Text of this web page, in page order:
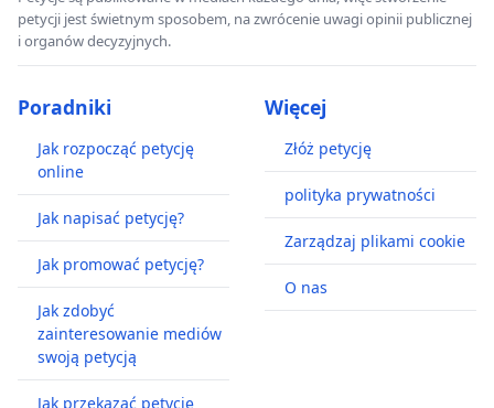
petycji jest świetnym sposobem, na zwrócenie uwagi opinii publicznej
i organów decyzyjnych.
Poradniki
Jak rozpocząć petycję
online
Jak napisać petycję?
Jak promować petycję?
Jak zdobyć
zainteresowanie mediów
swoją petycją
Jak przekazać petycję
Więcej
Złóż petycję
polityka prywatności
Zarządzaj plikami cookie
O nas